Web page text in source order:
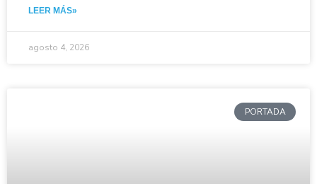
LEER MÁS»
agosto 4, 2026
PORTADA